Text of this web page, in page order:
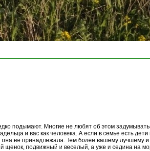
подымают. Многие не любят об этом
и вас как человека. А если в семье есть
не принадлежала. Тем более вашему лучшему и
подвижный и веселый, а уже и седина на